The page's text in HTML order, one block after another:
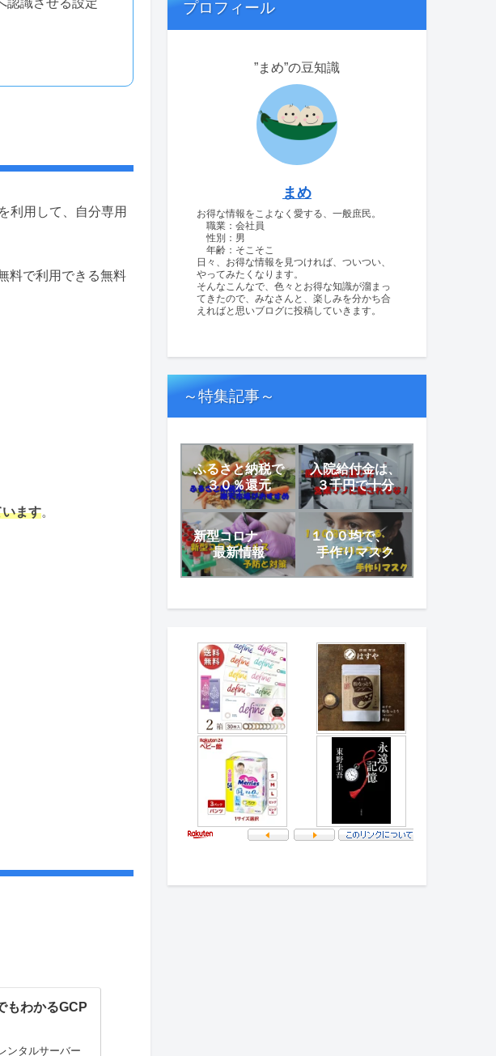
利用して、自分専用
料で利用できる無料
ます。
もわかるGCP
ンタルサーバー
プロフィール
”まめ”の豆知識
まめ
お得な情報をこよなく愛する、一般庶民。
職業：会社員
性別：男
年齢：そこそこ
日々、お得な情報を見つければ、ついつい、
やってみたくなります。
そんなこんなで、色々とお得な知識が溜まっ
てきたので、みなさんと、楽しみを分かち合
えればと思いブログに投稿していきます。
～特集記事～
ふるさと納税で
３０％還元
入院給付金は、
３千円で十分
新型コロナ、
最新情報
１００均で、
手作りマスク